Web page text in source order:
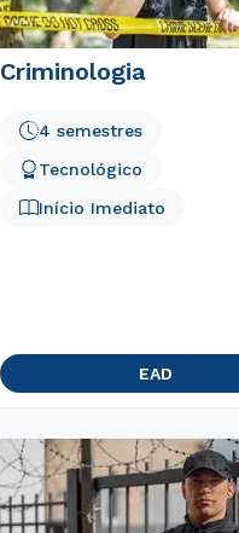
Criminologia
4 semestres
Tecnológico
Início Imediato
EAD